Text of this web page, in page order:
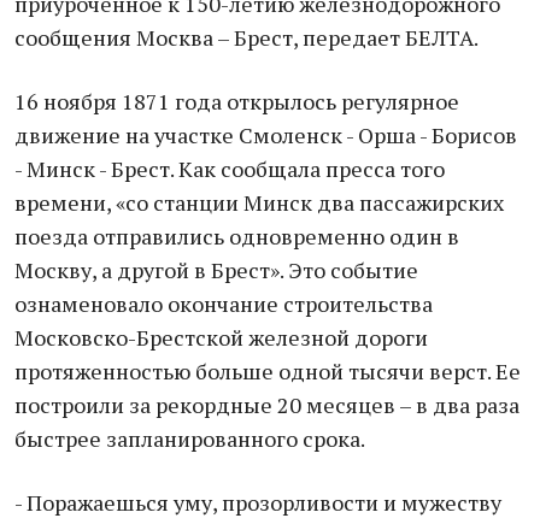
сообщения Москва – Брест, передает БЕЛТА.
16 ноября 1871 года открылось регулярное
движение на участке Смоленск - Орша - Борисов
- Минск - Брест. Как сообщала пресса того
времени, «со станции Минск два пассажирских
поезда отправились одновременно один в
Москву, а другой в Брест». Это событие
ознаменовало окончание строительства
Московско-Брестской железной дороги
протяженностью больше одной тысячи верст. Ее
построили за рекордные 20 месяцев – в два раза
быстрее запланированного срока.
- Поражаешься уму, прозорливости и мужеству